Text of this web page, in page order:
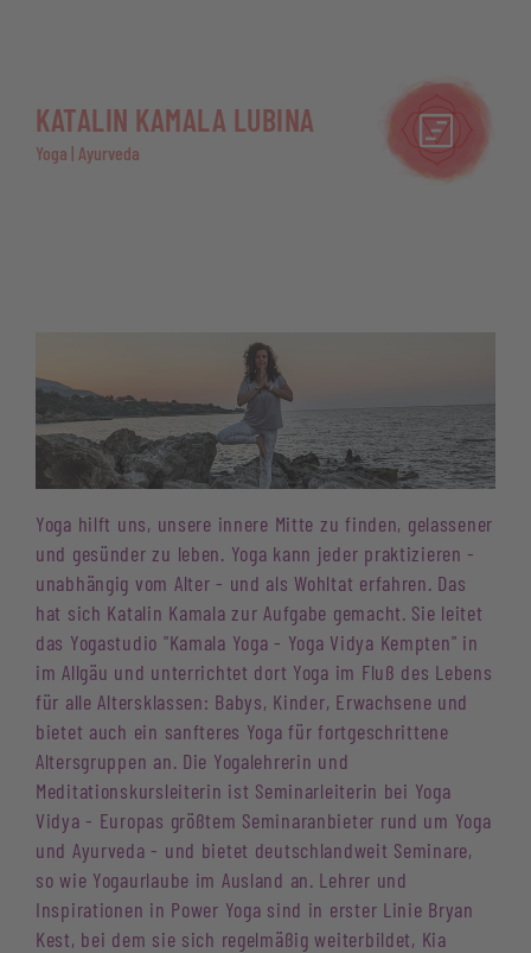
KATALIN KAMALA LUBINA
Yoga | Ayurveda
Yoga hilft uns, unsere innere Mitte zu finden, gelassener
und gesünder zu leben. Yoga kann jeder praktizieren -
unabhängig vom Alter - und als Wohltat erfahren. Das
hat sich Katalin Kamala zur Aufgabe gemacht. Sie leitet
das Yogastudio "Kamala Yoga - Yoga Vidya Kempten" in
im Allgäu und unterrichtet dort Yoga im Fluß des Lebens
für alle Altersklassen: Babys, Kinder, Erwachsene und
bietet auch ein sanfteres Yoga für fortgeschrittene
Altersgruppen an. Die Yogalehrerin und
Meditationskursleiterin ist Seminarleiterin bei Yoga
Vidya - Europas größtem Seminaranbieter rund um Yoga
und Ayurveda - und bietet deutschlandweit Seminare,
so wie Yogaurlaube im Ausland an. Lehrer und
Inspirationen in Power Yoga sind in erster Linie Bryan
Kest, bei dem sie sich regelmäßig weiterbildet, Kia